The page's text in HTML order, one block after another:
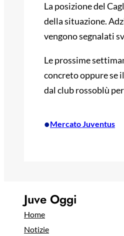
La posizione del
della situazione.
vengono segnalati
Le prossime
concreto oppure se
dal club rossoblù
•Mercato Juventus
Juve Oggi
Home
Notizie